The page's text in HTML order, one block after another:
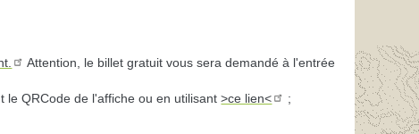
Attention, le billet gratuit vous sera demandé à l'entrée
le QRCode de l'affiche ou en utilisant>ce lien<
;